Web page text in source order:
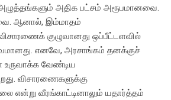
அதிக பட்சம் அரூபமானவை.
ஆனால், இம்மாதம்
விசாரணைக் குழுவானது ஒப்பீட்டளவில்
எனவே, அரசாங்கம் தனக்குச்
உருவாக்க வேண்டிய
விசாரணைகளுக்கு
என்று வீரங்காட்டினாலும் யதார்த்தம்